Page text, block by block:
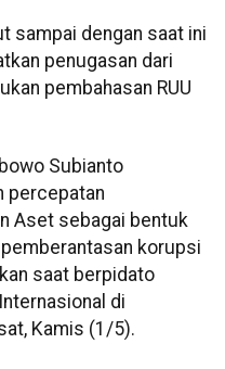
sampai dengan saat ini
penugasan dari
pembahasan RUU
Subianto
percepatan
Aset sebagai bentuk
korupsi
saat berpidato
di
Kamis (1/5).